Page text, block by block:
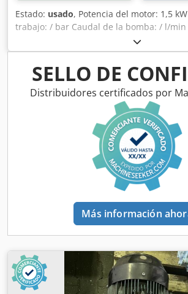
Estado: usado, Potencia del motor: 1,5
trabajo: / bar Caudal de la bomba: / l/min
Amgjr Fabricante: motores de CA Tipo:
Potencia: 1,5 kW - 1,8 kW Revoluciones:
rpm Capacidad del depósito: 14 litros Q
SELLO DE
Distribuidores certificados por
Más información